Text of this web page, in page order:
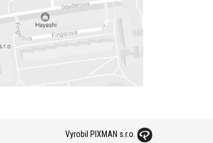
Vyrobil PIXMAN s.r.o.